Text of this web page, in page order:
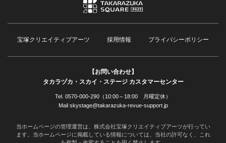
宝塚クリエイティブアーツ 採用情報 プライバシーポリシー
【お問い合わせ】
タカラヅカ・スカイ・ステージ カスタマーセンター
Tel. 0570-000-290（10:00～18:00 月曜定休）
Mail skystage@takarazuka-revue-support.jp
当ホームページの管理運営は、株式会社宝塚クリエイティブアーツが行ってい
ます。当ホームページに掲載している情報については、当社の許可なく、これ